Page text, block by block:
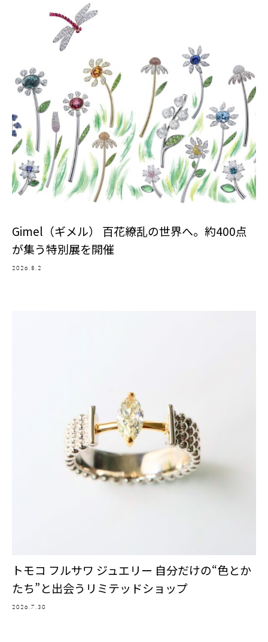
Gimel（ギメル） 百花繚乱の世界へ。約400点
が集う特別展を開催
2026.8.2
トモコ フルサワ ジュエリー 自分だけの“色とか
たち”と出会うリミテッドショップ
2026.7.30